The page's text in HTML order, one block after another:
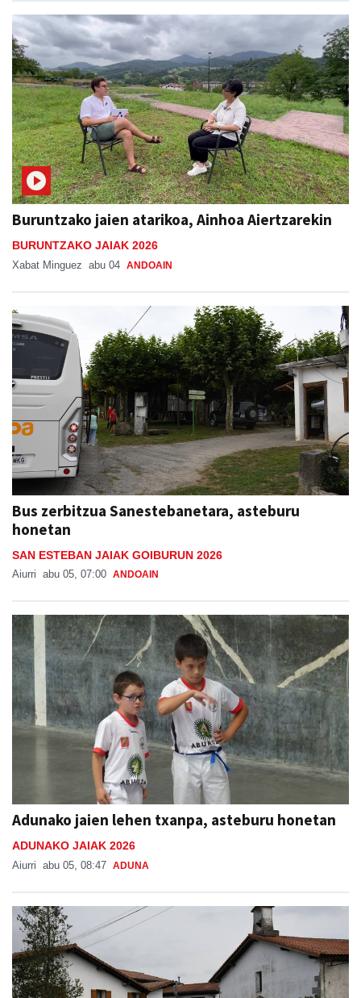
Buruntzako jaien atarikoa, Ainhoa Aiertzarekin
BURUNTZAKO JAIAK 2026
Xabat Minguez abu 04 ANDOAIN
Bus zerbitzua Sanestebanetara, asteburu
honetan
SAN ESTEBAN JAIAK GOIBURUN 2026
Aiurri abu 05, 07:00 ANDOAIN
Adunako jaien lehen txanpa, asteburu honetan
ADUNAKO JAIAK 2026
Aiurri abu 05, 08:47 ADUNA